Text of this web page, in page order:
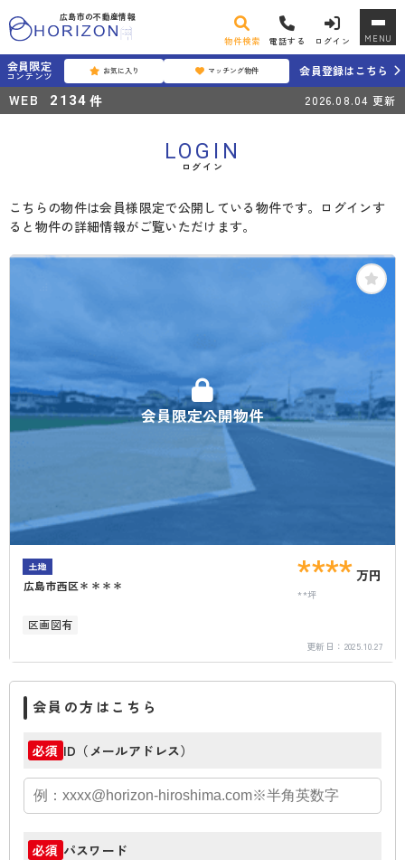
広島市の不動産情報
物件検索 電話する ログイン MENU
会員限定
コンテンツ お気に入り マッチング物件 会員登録はこちら
WEB 2134 件 2026.08.04 更新
LOGIN
ログイン
こちらの物件は会員様限定で公開している物件です。ログインす
ると物件の詳細情報がご覧いただけます。
会員限定公開物件
土地
広島市西区＊＊＊＊ **** 万円
**坪
区画図有
更新日： 2025.10.27
会員の方はこちら
必須 ID（メールアドレス）
必須 パスワード